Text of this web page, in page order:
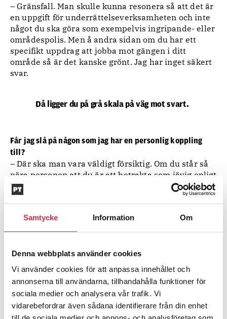
Samtycke Information Om
Denna webbplats använder cookies
Vi använder cookies för att anpassa innehållet och
annonserna till användarna, tillhandahålla funktioner för
sociala medier och analysera vår trafik. Vi
vidarebefordrar även sådana identifierare från din enhet
– Gränsfall. Man skulle kunna resonera så att det är
en uppgift för underrättelseverksamheten och inte
något du ska göra som exempelvis ingripande- eller
områdespolis. Men å andra sidan om du har ett
specifikt uppdrag att jobba mot gängen i ditt
område så är det kanske grönt. Jag har inget säkert
svar.
Då ligger du på grå skala på väg mot svart.
Får jag slå på någon som jag har en personlig koppling
till?
– Där ska man vara väldigt försiktig. Om du står så
nära personen att du är att betrakta som jävig enligt
lagen är slagningen oftast otillåten. Men även om
det är en mer ytligt bekant så är det lätt att du ser
kanske inte tycker att du är nära någon som har
barn i samma fotbollsförening som du, men det är
du slår på en bekant av misstag bör du
dokumentera varför du gjorde det och vad som var
syftet.
Men om det bara är någon bekant som vill veta om hennes
bil har körförbud eller om passet har gått ut?